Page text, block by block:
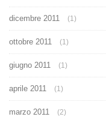
dicembre 2011 (1)
ottobre 2011 (1)
giugno 2011 (1)
aprile 2011 (1)
marzo 2011 (2)